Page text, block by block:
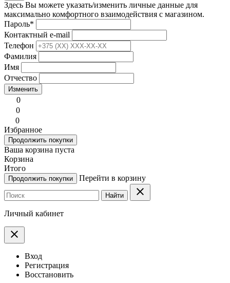
Здесь Вы можете указать/изменить личные данные для
максимально комфортного взаимодействия с магазином.
Пароль*
Контактный e-mail
Телефон
Фамилия
Имя
Отчество
Изменить
0
0
0
Избранное
Продолжить покупки
Ваша корзина пуста
Корзина
Итого
Продолжить покупки Перейти в корзину
Найти clear
Личный кабинет
clear
Вход
Регистрация
Восстановить